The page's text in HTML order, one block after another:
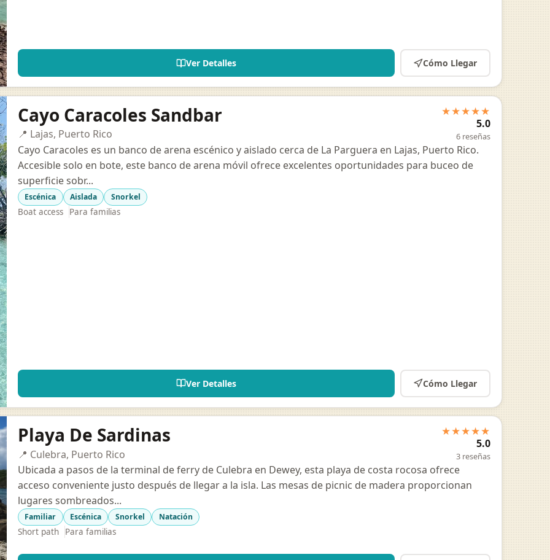
Ver Detalles Cómo Llegar
Cayo Caracoles Sandbar
📍 Lajas, Puerto Rico
★★★★★
5.0
6 reseñas
Cayo Caracoles es un banco de arena escénico y aislado cerca de La Parguera en Lajas, Puerto Rico.
Accesible solo en bote, este banco de arena móvil ofrece excelentes oportunidades para buceo de
superficie sobr...
Escénica Aislada Snorkel
Boat access Para familias
Ver Detalles Cómo Llegar
Playa De Sardinas
📍 Culebra, Puerto Rico
★★★★★
5.0
3 reseñas
Ubicada a pasos de la terminal de ferry de Culebra en Dewey, esta playa de costa rocosa ofrece
acceso conveniente justo después de llegar a la isla. Las mesas de picnic de madera proporcionan
lugares sombreados...
Familiar Escénica Snorkel Natación
Short path Para familias